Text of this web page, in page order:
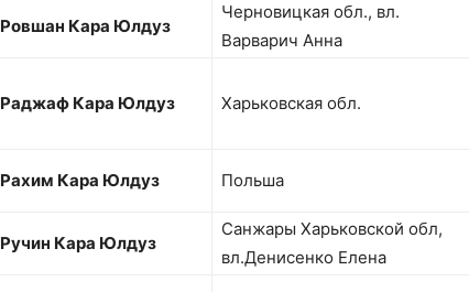
Ровшан Кара Юлдуз
Черновицкая обл., вл.
Варварич Анна
Раджаф Кара Юлдуз Харьковская обл.
Рахим Кара Юлдуз Польша
Ручин Кара Юлдуз
Санжары Харьковской обл,
вл.Денисенко Елена